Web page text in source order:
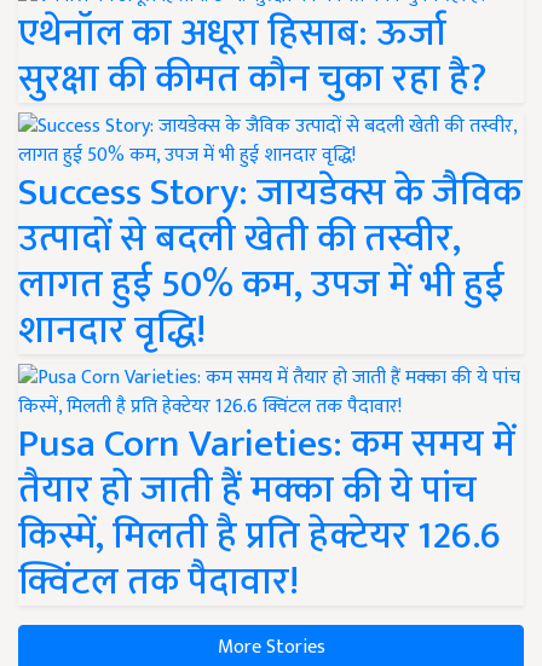
एथेनॉल का अधूरा हिसाब: ऊर्जा
सुरक्षा की कीमत कौन चुका रहा है?
Success Story: जायडेक्स के जैविक
उत्पादों से बदली खेती की तस्वीर,
लागत हुई 50% कम, उपज में भी हुई
शानदार वृद्धि!
Pusa Corn Varieties: कम समय में
तैयार हो जाती हैं मक्का की ये पांच
किस्में, मिलती है प्रति हेक्टेयर 126.6
क्विंटल तक पैदावार!
More Stories